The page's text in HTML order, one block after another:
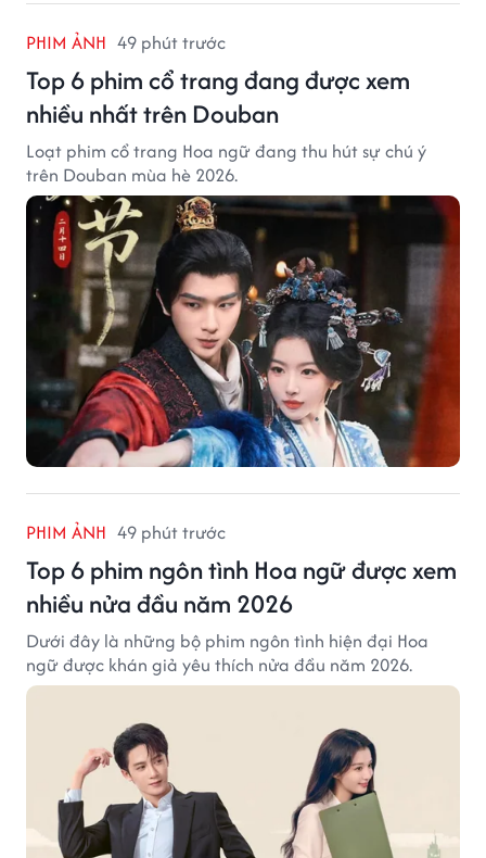
PHIM ẢNH 49 phút trước
Top 6 phim cổ trang đang được xem
nhiều nhất trên Douban
Loạt phim cổ trang Hoa ngữ đang thu hút sự chú ý
trên Douban mùa hè 2026.
PHIM ẢNH 49 phút trước
Top 6 phim ngôn tình Hoa ngữ được xem
nhiều nửa đầu năm 2026
Dưới đây là những bộ phim ngôn tình hiện đại Hoa
ngữ được khán giả yêu thích nửa đầu năm 2026.